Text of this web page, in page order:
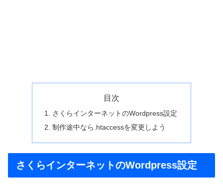
目次
さくらインターネットのWordpress設定
制作途中なら.htaccessを変更しよう
さくらインターネットのWordpress設定